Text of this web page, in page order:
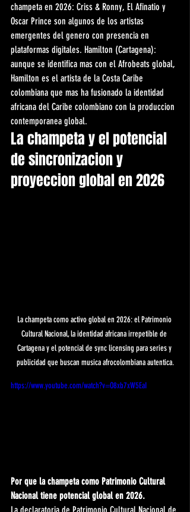
champeta en 2026: Criss & Ronny, El Afinatio y
Oscar Prince son algunos de los artistas
emergentes del genero con presencia en
plataformas digitales. Hamilton (Cartagena):
aunque se identifica mas con el Afrobeats global,
Hamilton es el artista de la Costa Caribe
colombiana que mas ha fusionado la identidad
africana del Caribe colombiano con la produccion
contemporanea global.
La champeta y el potencial
de sincronizacion y
proyeccion global en 2026
La champeta como activo global en 2026: el Patrimonio
Cultural Nacional, la identidad africana irrepetible de
Cartagena y el potencial de sync licensing para series y
publicidad que buscan musica afrocolombiana autentica.
https://www.youtube.com/watch?v=O8xb7xW5EaI
Por que la champeta como Patrimonio Cultural
Nacional tiene potencial global en 2026.